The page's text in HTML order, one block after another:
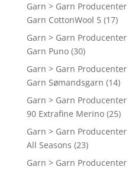
Garn > Garn
Garn CottonWool 5 (17)
Garn > Garn
Garn Puno (30)
Garn > Garn
Garn Sømandsgarn (14)
Garn > Garn
90 Extrafine Merino (25)
Garn > Garn
All Seasons (23)
Garn > Garn